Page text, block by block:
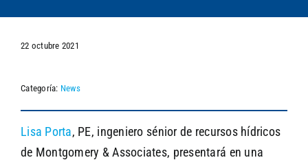
22 octubre 2021
Categoría: News
Lisa Porta, PE, ingeniero sénior de recursos hídricos
de Montgomery & Associates, presentará en una